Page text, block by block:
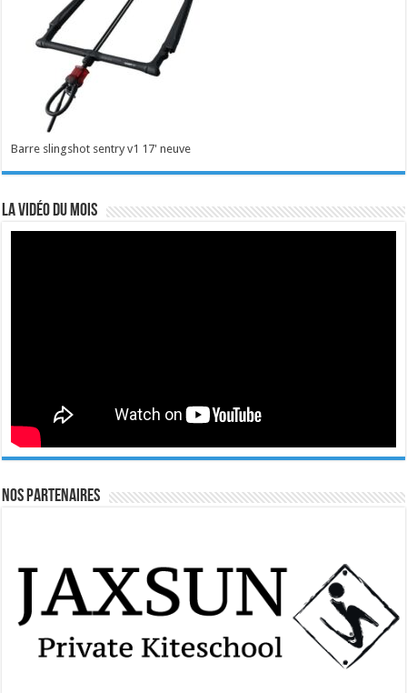
Barre slingshot sentry v1 17' neuve
La vidéo du mois
Nos Partenaires